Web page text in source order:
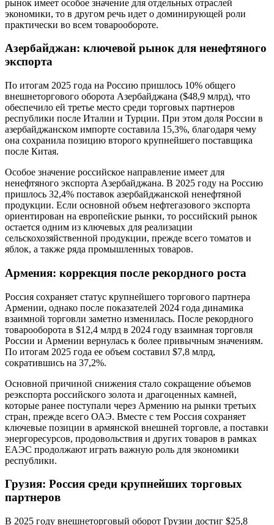
рынок имеет особое значение для отдельных отраслей
экономики, то в другом речь идет о доминирующей роли
практически во всем товарообороте.
Азербайджан: ключевой рынок для ненефтяного
экспорта
По итогам 2025 года на Россию пришлось 10% общего
внешнеторгового оборота Азербайджана ($48,9 млрд), что
обеспечило ей третье место среди торговых партнеров
республики после Италии и Турции. При этом доля России в
азербайджанском импорте составила 15,3%, благодаря чему
она сохранила позицию второго крупнейшего поставщика
после Китая.
Особое значение российское направление имеет для
ненефтяного экспорта Азербайджана. В 2025 году на Россию
пришлось 32,4% поставок азербайджанской ненефтяной
продукции. Если основной объем нефтегазового экспорта
ориентирован на европейские рынки, то российский рынок
остается одним из ключевых для реализации
сельскохозяйственной продукции, прежде всего томатов и
яблок, а также ряда промышленных товаров.
Армения: коррекция после рекордного роста
Россия сохраняет статус крупнейшего торгового партнера
Армении, однако после показателей 2024 года динамика
взаимной торговли заметно изменилась. После рекордного
товарооборота в $12,4 млрд в 2024 году взаимная торговля
России и Армении вернулась к более привычным значениям.
По итогам 2025 года ее объем составил $7,8 млрд,
сократившись на 37,2%.
Основной причиной снижения стало сокращение объемов
реэкспорта российского золота и драгоценных камней,
которые ранее поступали через Армению на рынки третьих
стран, прежде всего ОАЭ. Вместе с тем Россия сохраняет
ключевые позиции в армянской внешней торговле, а поставки
энергоресурсов, продовольствия и других товаров в рамках
ЕАЭС продолжают играть важную роль для экономики
республики.
Грузия: Россия среди крупнейших торговых
партнеров
В 2025 году внешнеторговый оборот Грузии достиг $25,8